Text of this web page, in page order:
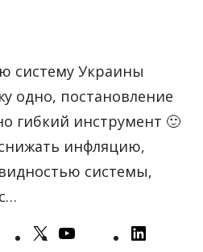
систему Украины
одно, постановление
гибкий инструмент 🙂
инфляцию,
системы,